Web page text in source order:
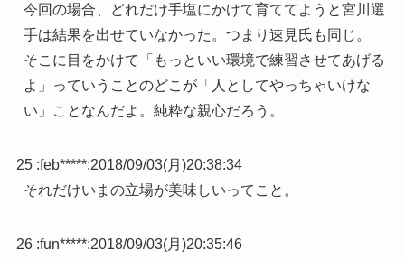
今回の場合、どれだけ手塩にかけて育ててようと宮川選
手は結果を出せていなかった。つまり速見氏も同じ。
そこに目をかけて「もっといい環境で練習させてあげる
よ」っていうことのどこが「人としてやっちゃいけな
い」ことなんだよ。純粋な親心だろう。
25 :feb*****:2018/09/03(月)20:38:34
それだけいまの立場が美味しいってこと。
26 :fun*****:2018/09/03(月)20:35:46